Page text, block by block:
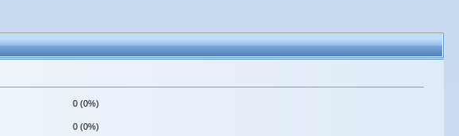
0 (0%)
0 (0%)